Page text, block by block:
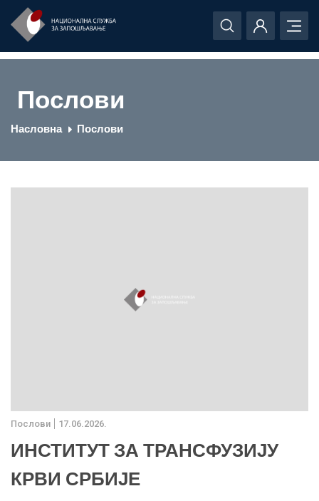
Послови
Насловна Послови
Послови 17.06.2026.
ИНСТИТУТ ЗА ТРАНСФУЗИЈУ
КРВИ СРБИЈЕ